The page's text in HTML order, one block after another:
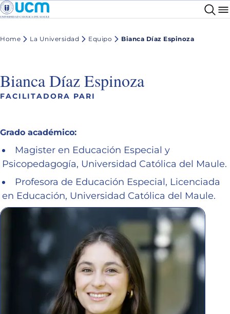
Home La Universidad Equipo Bianca Díaz Espinoza
Bianca Díaz Espinoza
FACILITADORA PARI
Grado académico:
Magister en Educación Especial y
Psicopedagogía, Universidad Católica del Maule.
Profesora de Educación Especial, Licenciada
en Educación, Universidad Católica del Maule.